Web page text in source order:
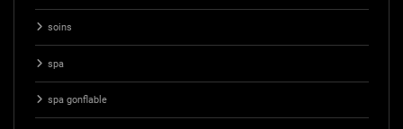
soins
spa
spa gonflable